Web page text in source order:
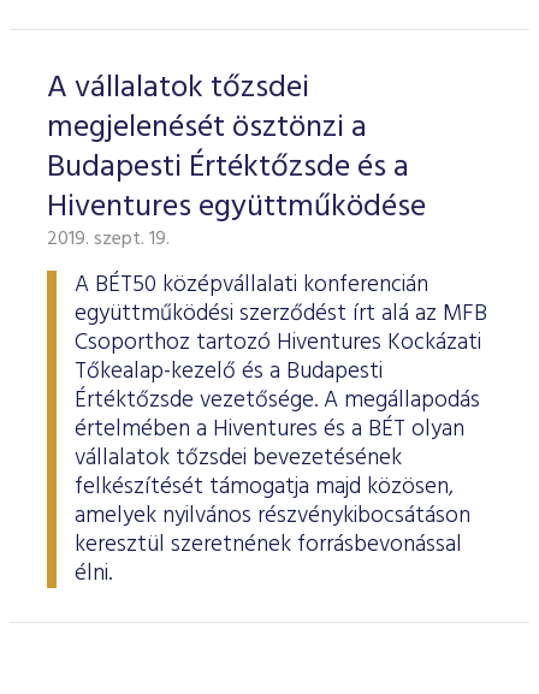
A vállalatok tőzsdei
megjelenését ösztönzi a
Budapesti Értéktőzsde és a
Hiventures együttműködése
2019. szept. 19.
A BÉT50 középvállalati konferencián
együttműködési szerződést írt alá az MFB
Csoporthoz tartozó Hiventures Kockázati
Tőkealap-kezelő és a Budapesti
Értéktőzsde vezetősége. A megállapodás
értelmében a Hiventures és a BÉT olyan
vállalatok tőzsdei bevezetésének
felkészítését támogatja majd közösen,
amelyek nyilvános részvénykibocsátáson
keresztül szeretnének forrásbevonással
élni.